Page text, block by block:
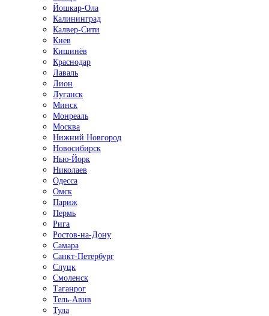
Йошкар-Ола
Калининград
Калвер-Сити
Киев
Кишинёв
Краснодар
Лаваль
Лион
Луганск
Минск
Монреаль
Москва
Нижний Новгород
Новосибирск
Нью-Йорк
Николаев
Одесса
Омск
Париж
Пермь
Рига
Ростов-на-Дону
Самара
Санкт-Петербург
Слуцк
Смоленск
Таганрог
Тель-Авив
Тула